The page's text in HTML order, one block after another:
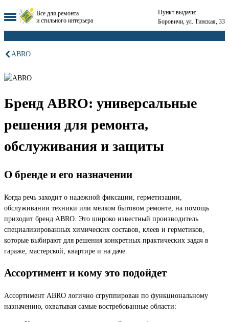
Все для ремонта
и стильного интерьера
Пункт выдачи:
Боровичи, ул. Тинская, 33
ABRO
Бренд ABRO: универсальные
решения для ремонта,
обслуживания и защиты
О бренде и его назначении
Когда речь заходит о надежной фиксации, герметизации,
обслуживании техники или мелком бытовом ремонте, на помощь
приходит бренд ABRO. Это широко известный производитель
специализированных химических составов, клеев и герметиков,
которые выбирают для решения конкретных практических задач в
гараже, мастерской, квартире и на даче.
Ассортимент и кому это подойдет
Ассортимент ABRO логично сгруппирован по функциональному
назначению, охватывая самые востребованные области: